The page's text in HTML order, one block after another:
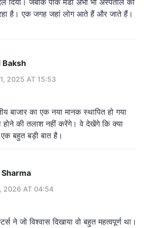
दिया। जबकि पार्क मेडी अभी भी अस्पताल को
है। एक जगह जहां लोग आते हैं और जाते हैं।
Baksh
2025 AT 15:53
बाजार का एक नया मानक स्थापित हो गया
की तलाश नहीं करेंगे। वे देखेंगे कि क्या
बहुत बड़ी बात है।
Sharma
2026 AT 04:54
ने जो विश्वास दिखाया वो बहुत महत्वपूर्ण था।